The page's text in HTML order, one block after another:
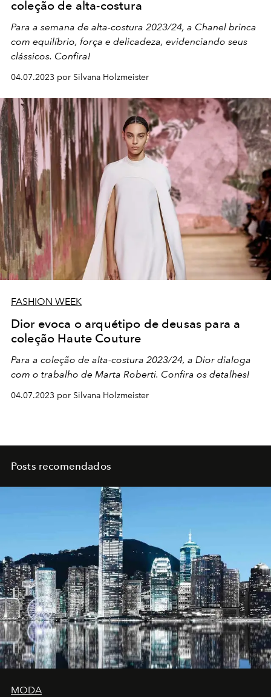
coleção de alta-costura
Para a semana de alta-costura 2023/24, a Chanel brinca
com equilíbrio, força e delicadeza, evidenciando seus
clássicos. Confira!
04.07.2023 por Silvana Holzmeister
FASHION WEEK
Dior evoca o arquétipo de deusas para a
coleção Haute Couture
Para a coleção de alta-costura 2023/24, a Dior dialoga
com o trabalho de Marta Roberti. Confira os detalhes!
04.07.2023 por Silvana Holzmeister
Posts recomendados
MODA